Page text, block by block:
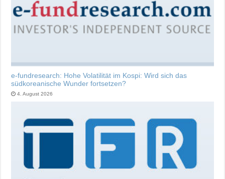
e-fundresearch: Hohe Volatilität im Kospi: Wird sich das
südkoreanische Wunder fortsetzen?
4. August 2026